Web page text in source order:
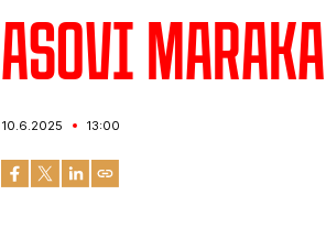
Asovi
10.6.2025 13:00